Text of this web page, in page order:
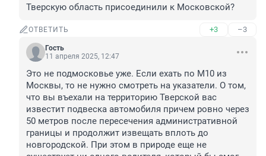
Тверскую область присоединили к Московской?
ОТВЕТИТЬ +3 –3
Гость
11 апреля 2025, 12:47
Это не подмосковье уже. Если ехать по М10 из
Москвы, то не нужно смотреть на указатели. О том,
что вы въехали на территорию Тверской вас
известит подвеска автомобиля причем ровно через
50 метров после пересечения административной
границы и продолжит извещать вплоть до
новгородской. При этом в природе еще не